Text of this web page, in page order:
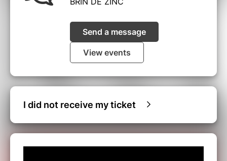
Send a message
View events
I did not receive my ticket